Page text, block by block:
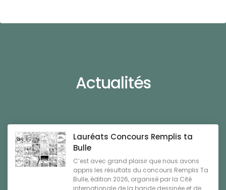
Actualités
Lauréats Concours Remplis ta
Bulle
C’est avec grand plaisir que nous avons
appris les résultats du concours Remplis Ta
Bulle, édition 2026, organisé par la Cité
internationale de la bande dessinée et de